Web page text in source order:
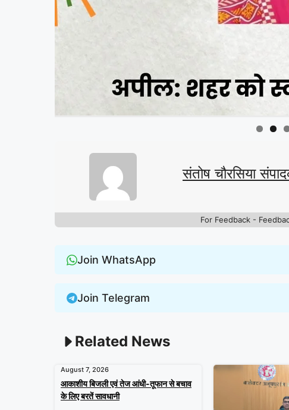
संतोष चौरसिया
For Feedback -
Join WhatsApp
Join Telegram
Related News
August 7, 2026
आकाशीय बिजली एवं तेज आंधी-तूफान से बचाव
के लिए बरतें सावधानी